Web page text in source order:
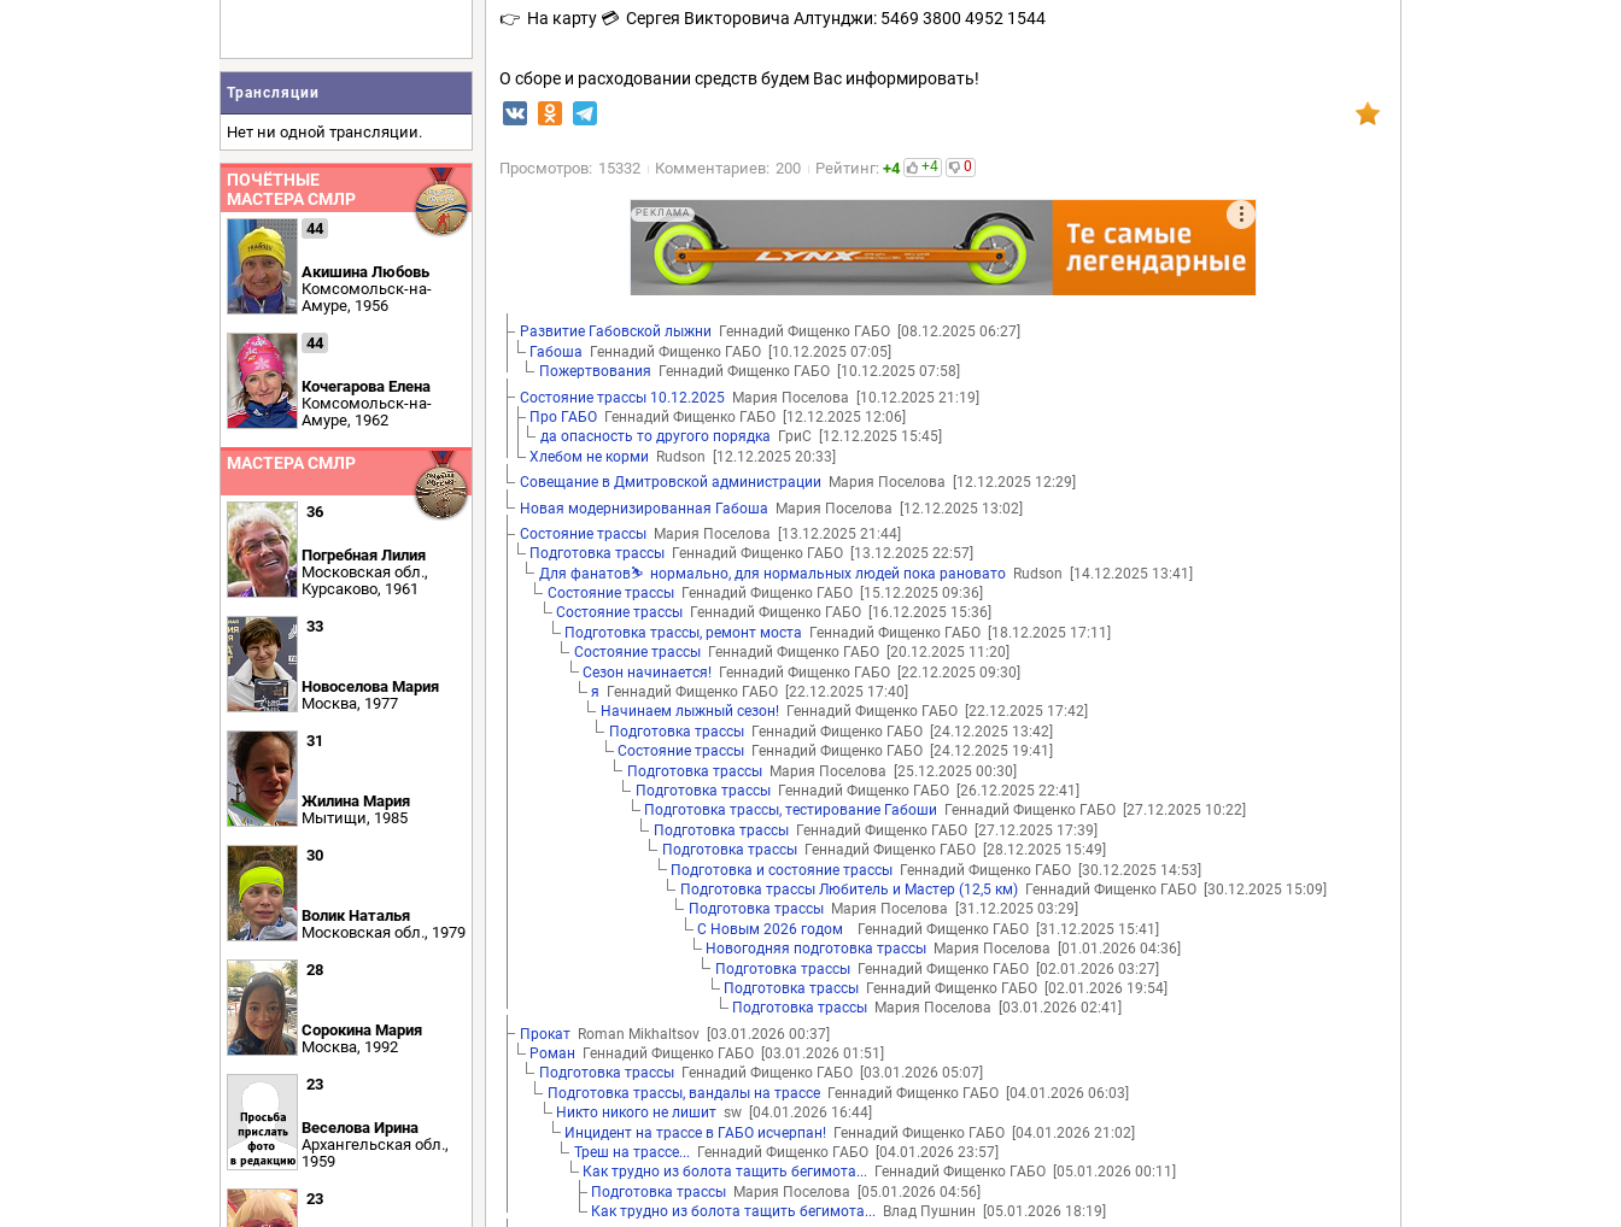
Трансляции
Нет ни одной трансляции.
ПОЧЁТНЫЕ
МАСТЕРА СМЛР
44
Акишина Любовь
Комсомольск-на-
Амуре, 1956
44
Кочегарова Елена
Комсомольск-на-
Амуре, 1962
МАСТЕРА СМЛР
36
Погребная Лилия
Московская обл.,
Курсаково, 1961
33
Новоселова Мария
Москва, 1977
31
Жилина Мария
Мытищи, 1985
30
Волик Наталья
Московская обл., 1979
28
Сорокина Мария
Москва, 1992
23
Веселова Ирина
Архангельская обл.,
1959
23
👉 На карту 💳 Сергея Викторовича Алтунджи: 5469 3800 4952 1544
О сборе и расходовании средств будем Вас информировать!
Просмотров: 15332 Комментариев: 200 Рейтинг:+4 +4 0
РЕКЛАМА
Развитие Габовской лыжни Геннадий Фищенко ГАБО
[08.12.2025 06:27]
Габоша Геннадий Фищенко ГАБО [10.12.2025 07:05]
Пожертвования Геннадий Фищенко ГАБО
[10.12.2025 07:58]
Состояние трассы 10.12.2025Мария Поселова
[10.12.2025 21:19]
Про ГАБО Геннадий Фищенко ГАБО
[12.12.2025 12:06]
да опасность то другого порядка ГриС
[12.12.2025 15:45]
Хлебом не корми Rudson
[12.12.2025 20:33]
Совещание в Дмитровской администрации Мария Поселова
[12.12.2025 12:29]
Новая модернизированная Габоша Мария Поселова
[12.12.2025 13:02]
Состояние трассыМария Поселова
[13.12.2025 21:44]
Подготовка трассы Геннадий Фищенко ГАБО
[13.12.2025 22:57]
Для фанатов⛷️ нормально, для нормальных людей пока рановатоRudson
[14.12.2025 13:41]
Состояние трассыГеннадий Фищенко ГАБО
[15.12.2025 09:36]
Состояние трассы Геннадий Фищенко ГАБО
[16.12.2025 15:36]
Подготовка трассы, ремонт моста Геннадий Фищенко ГАБО [18.12.2025 17:11]
Состояние трассыГеннадий Фищенко ГАБО
[20.12.2025 11:20]
Сезон начинается! Геннадий Фищенко ГАБО [22.12.2025 09:30]
я
Геннадий Фищенко ГАБО
[22.12.2025 17:40]
Начинаем лыжный сезон!Геннадий Фищенко ГАБО
[22.12.2025 17:42]
Подготовка трассы Геннадий Фищенко ГАБО [24.12.2025 13:42]
Состояние трассы Геннадий Фищенко ГАБО
[24.12.2025 19:41]
Подготовка трассыМария Поселова
[25.12.2025 00:30]
Подготовка трассыГеннадий Фищенко ГАБО
[26.12.2025 22:41]
Подготовка трассы, тестирование Габоши Геннадий Фищенко ГАБО
[27.12.2025 10:22]
Подготовка трассыГеннадий Фищенко ГАБО [27.12.2025 17:39]
Подготовка трассыГеннадий Фищенко ГАБО
[28.12.2025 15:49]
Подготовка и состояние трассы Геннадий Фищенко ГАБО [30.12.2025 14:53]
Подготовка трассы Любитель и Мастер (12,5 км)Геннадий Фищенко ГАБО
[30.12.2025 15:09]
Подготовка трассыМария Поселова
[31.12.2025 03:29]
С Новым 2026 годом
Геннадий Фищенко ГАБО [31.12.2025 15:41]
Новогодняя подготовка трассы Мария Поселова
[01.01.2026 04:36]
Подготовка трассыГеннадий Фищенко ГАБО [02.01.2026 03:27]
Подготовка трассы Геннадий Фищенко ГАБО [02.01.2026 19:54]
Подготовка трассы Мария Поселова
[03.01.2026 02:41]
ПрокатRoman Mikhaltsov [03.01.2026 00:37]
Роман Геннадий Фищенко ГАБО
[03.01.2026 01:51]
Подготовка трассыГеннадий Фищенко ГАБО
[03.01.2026 05:07]
Подготовка трассы, вандалы на трассеГеннадий Фищенко ГАБО [04.01.2026 06:03]
Никто никого не лишит sw
[04.01.2026 16:44]
Инцидент на трассе в ГАБО исчерпан! Геннадий Фищенко ГАБО [04.01.2026 21:02]
Треш на трассе... Геннадий Фищенко ГАБО
[04.01.2026 23:57]
Как трудно из болота тащить бегимота... Геннадий Фищенко ГАБО
[05.01.2026 00:11]
Подготовка трассы Мария Поселова
[05.01.2026 04:56]
Как трудно из болота тащить бегимота...
Влад Пушнин
[05.01.2026 18:19]